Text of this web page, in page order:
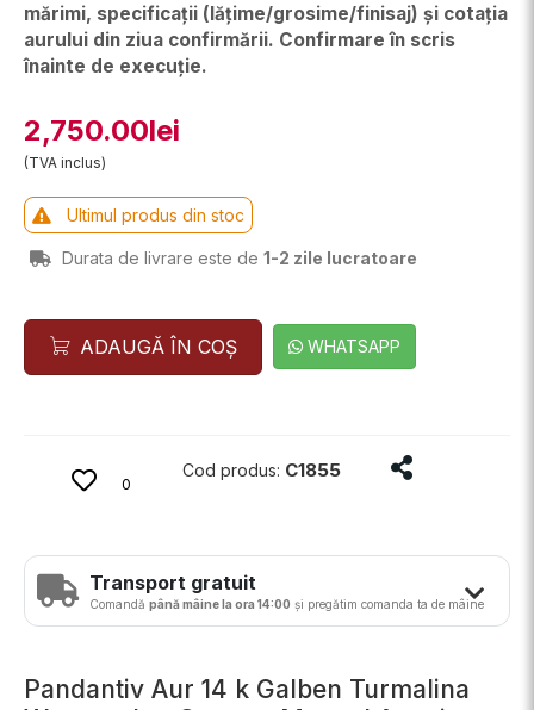
mărimi, specificații (lățime/grosime/finisaj) și cotația
aurului din ziua confirmării. Confirmare în scris
înainte de execuție.
2,750.00lei
(TVA inclus)
Ultimul produs din stoc
Durata de livrare este de 1-2 zile lucratoare
ADAUGĂ ÎN COȘ WHATSAPP
0
Cod produs: C1855 Distribuie
Transport gratuit
Comandă până mâine la ora 14:00 și pregătim comanda ta de mâine
Pandantiv Aur 14 k Galben Turmalina